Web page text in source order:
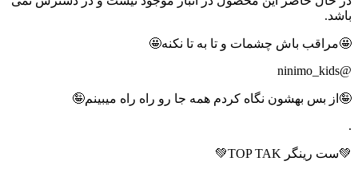
باشد.
🤩مراقب باش چشمات و تا به تا نکنه🤩
@ninimo_kids
🤪از بس بهشون نگاه کردم همه جا رو راه راه میبینم🤪
.
💚ست رینگر TOP TAK💚